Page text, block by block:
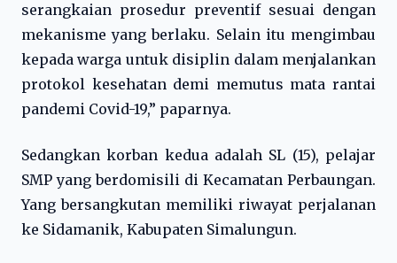
serangkaian prosedur preventif sesuai dengan
mekanisme yang berlaku. Selain itu mengimbau
kepada warga untuk disiplin dalam menjalankan
protokol kesehatan demi memutus mata rantai
pandemi Covid-19,” paparnya.
Sedangkan korban kedua adalah SL (15), pelajar
SMP yang berdomisili di Kecamatan Perbaungan.
Yang bersangkutan memiliki riwayat perjalanan
ke Sidamanik, Kabupaten Simalungun.